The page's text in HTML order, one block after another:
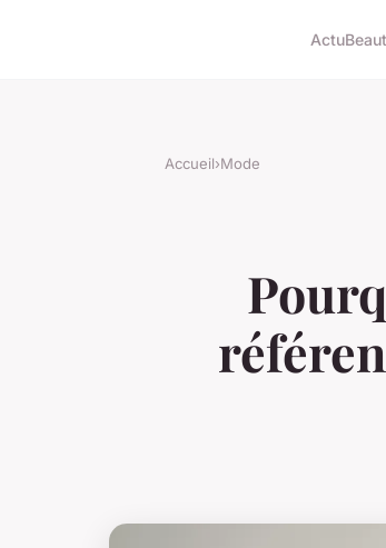
Actu
Accueil›Mode